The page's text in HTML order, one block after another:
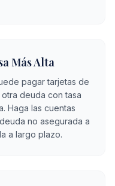
Más Alta
pagar tarjetas de
deuda con tasa
Haga las cuentas
no asegurada a
a largo plazo.